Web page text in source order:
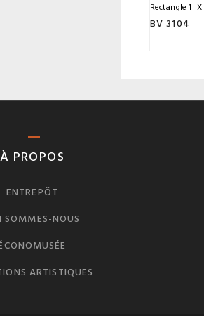
Rectangle 1¨ X
BV 3104
À PROPOS
ENTREPÔT
SOMMES-NOUS
ARTISTIQUES